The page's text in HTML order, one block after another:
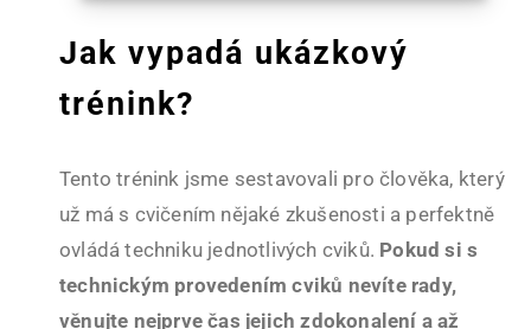
Jak vypadá ukázkový
trénink?
Tento trénink jsme sestavovali pro člověka, který
už má s cvičením nějaké zkušenosti a perfektně
ovládá techniku jednotlivých cviků. Pokud si s
technickým provedením cviků nevíte rady,
věnujte nejprve čas jejich zdokonalení a až